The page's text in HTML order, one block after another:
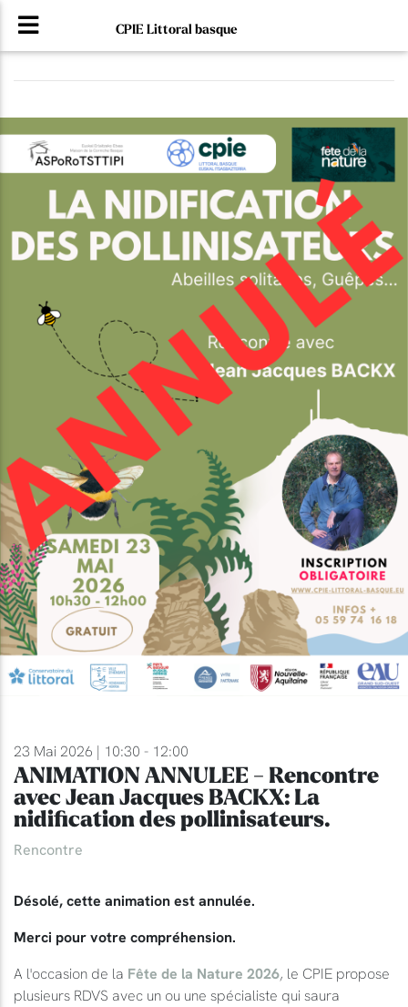
CPIE Littoral basque
23 Mai 2026 | 10:30 - 12:00
ANIMATION ANNULEE - Rencontre
avec Jean Jacques BACKX: La
nidification des pollinisateurs.
Rencontre
Désolé, cette animation est annulée.
Merci pour votre compréhension.
A l'occasion de la Fête de la Nature 2026, le CPIE propose
plusieurs RDVS avec un ou une spécialiste qui saura